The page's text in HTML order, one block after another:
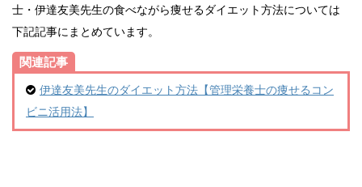
士・伊達友美先生の食べながら痩せるダイエット方法については
下記記事にまとめています。
関連記事
伊達友美先生のダイエット方法【管理栄養士の痩せるコン
ビニ活用法】